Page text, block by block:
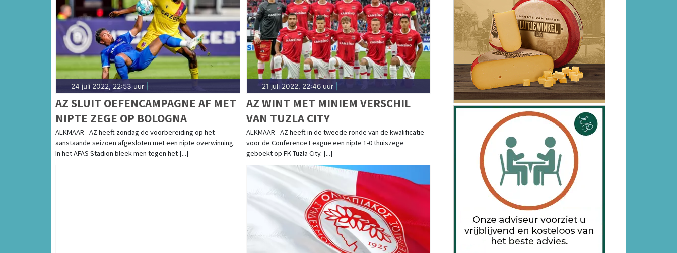
24 juli 2022, 22:53 uur
AZ SLUIT OEFENCAMPAGNE AF MET
NIPTE ZEGE OP BOLOGNA
ALKMAAR - AZ heeft zondag de voorbereiding op het
aanstaande seizoen afgesloten met een nipte overwinning.
In het AFAS Stadion bleek men tegen het [...]
21 juli 2022, 22:46 uur|
AZ WINT MET MINIEM VERSCHIL
VAN TUZLA CITY
ALKMAAR - AZ heeft in de tweede ronde van de kwalificatie
voor de Conference League een nipte 1-0 thuiszege
geboekt op FK Tuzla City. [...]